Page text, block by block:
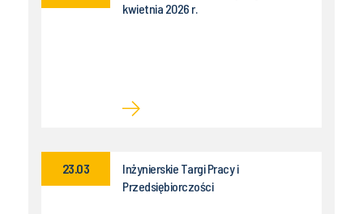
kwietnia 2026 r.
Inżynierskie Targi Pracy i
Przedsiębiorczości
23.03